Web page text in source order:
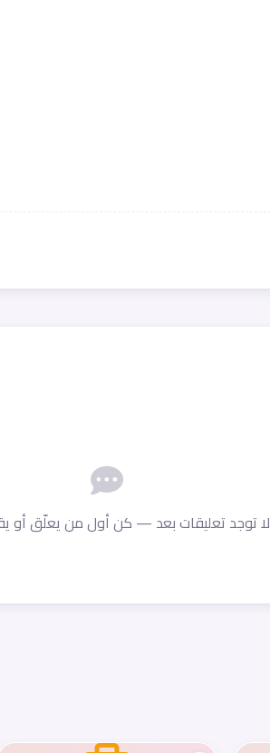
لا توجد تعليقات بعد — كن أول من يعلّق أو